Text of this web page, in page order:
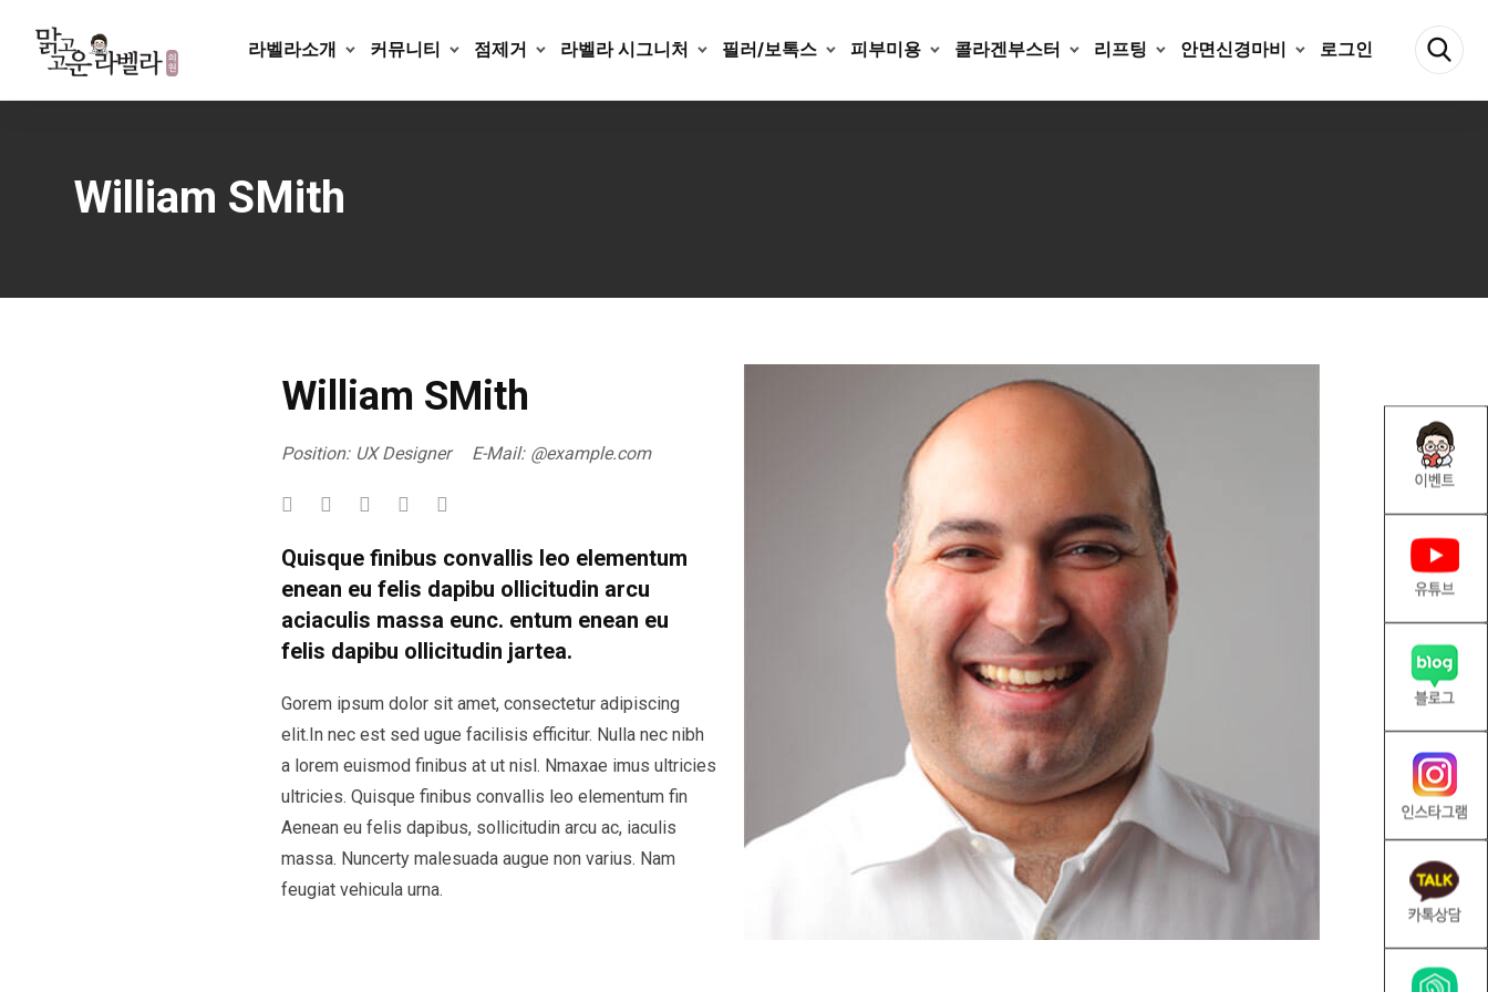
content
라벨라소개 커뮤니티 점제거 라벨라 시그니처 필러/보톡스 피부미용 콜라겐부스터 리프팅 안면신경마비 로그인
William SMith
William SMith
Position: UX Designer E-Mail: @example.com
Quisque finibus convallis leo elementum
enean eu felis dapibu ollicitudin arcu
aciaculis massa eunc. entum enean eu
felis dapibu ollicitudin jartea.
Gorem ipsum dolor sit amet, consectetur adipiscing
elit.In nec est sed ugue facilisis efficitur. Nulla nec nibh
a lorem euismod finibus at ut nisl. Nmaxae imus ultricies
ultricies. Quisque finibus convallis leo elementum fin
Aenean eu felis dapibus, sollicitudin arcu ac, iaculis
massa. Nuncerty malesuada augue non varius. Nam
feugiat vehicula urna.